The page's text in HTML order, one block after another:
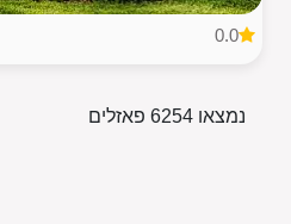
0.0
נמצאו 6254 פאזלים